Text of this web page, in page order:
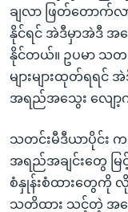
ချလာ ဖြတ်တော
နိုင်ရင် အဲဒီမှာအဲဒီ အက
နိုင်တယ်။ ဥပမာ သ
များများထုတ်ရရင်
အရည်အသွေး လျော့
သတင်းမီဒီယာပိုင်း
အရည်အချင်းတွေ မြ
စံနှုန်းစံထားတွေကို
သတိထား သင့်တဲ့ အကြ